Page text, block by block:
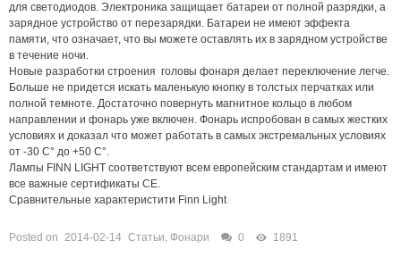
для светодиодов. Электроника защищает батареи от полной разрядки, а
зарядное устройство от перезарядки. Батареи не имеют эффекта
памяти, что означает, что вы можете оставлять их в зарядном устройстве
в течение ночи.
Новые разработки строения головы фонаря делает переключение легче.
Больше не придется искать маленькую кнопку в толстых перчатках или
полной темноте. Достаточно повернуть магнитное кольцо в любом
направлении и фонарь уже включен. Фонарь испробован в самых жестких
условиях и доказал что может работать в самых экстремальных условиях
от -30 С° до +50 С°.
Лампы FINN LIGHT соответствуют всем европейским стандартам и имеют
все важные сертификаты CE.
Сравнительные характеристити Finn Light
Posted on 2014-02-14 Статьи, Фонари 0 1891